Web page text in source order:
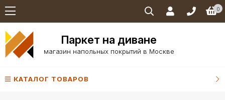
0
Паркет на диване
магазин напольных покрытий в Москве
КАТАЛОГ ТОВАРОВ